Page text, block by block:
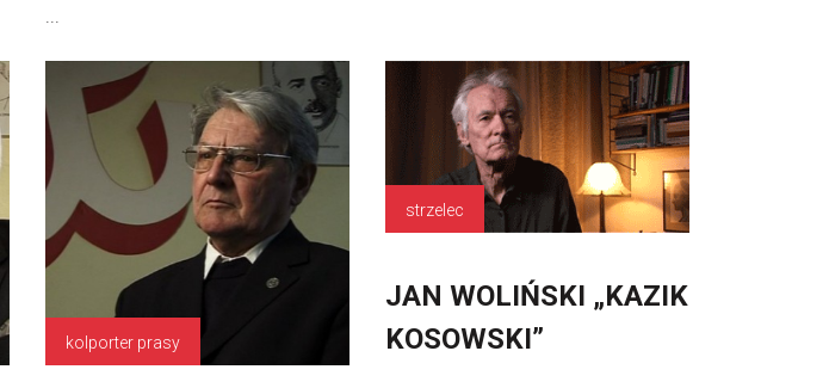
...
kolporter prasy
strzelec
JAN WOLIŃSKI „KAZIK
KOSOWSKI”